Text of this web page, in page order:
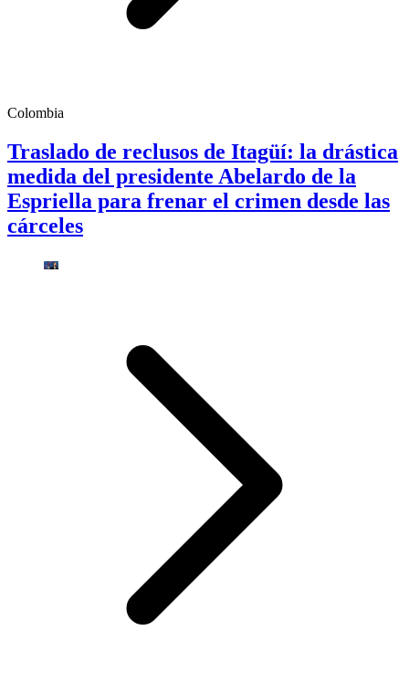
Colombia
Traslado de reclusos de Itagüí: la drástica
medida del presidente Abelardo de la
Espriella para frenar el crimen desde las
cárceles